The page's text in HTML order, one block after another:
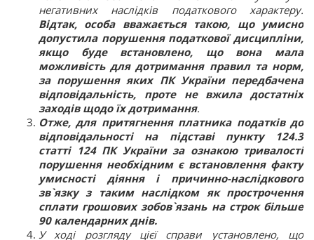
негативних наслідків податкового характеру.
Відтак, особа вважається такою, що умисно
допустила порушення податкової дисципліни,
якщо буде встановлено, що вона мала
можливість для дотримання правил та норм,
за порушення яких ПК України передбачена
відповідальність, проте не вжила достатніх
заходів щодо їх дотримання.
Отже, для притягнення платника податків до
відповідальності на підставі пункту 124.3
статті 124 ПК України за ознакою тривалості
порушення необхідним є встановлення факту
умисності діяння і причинно-наслідкового
зв`язку з таким наслідком як прострочення
сплати грошових зобов`язань на строк більше
90 календарних днів.
У ході розгляду цієї справи установлено, що